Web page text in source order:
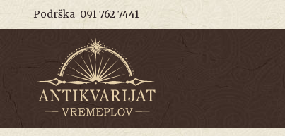
Podrška 091 762 7441